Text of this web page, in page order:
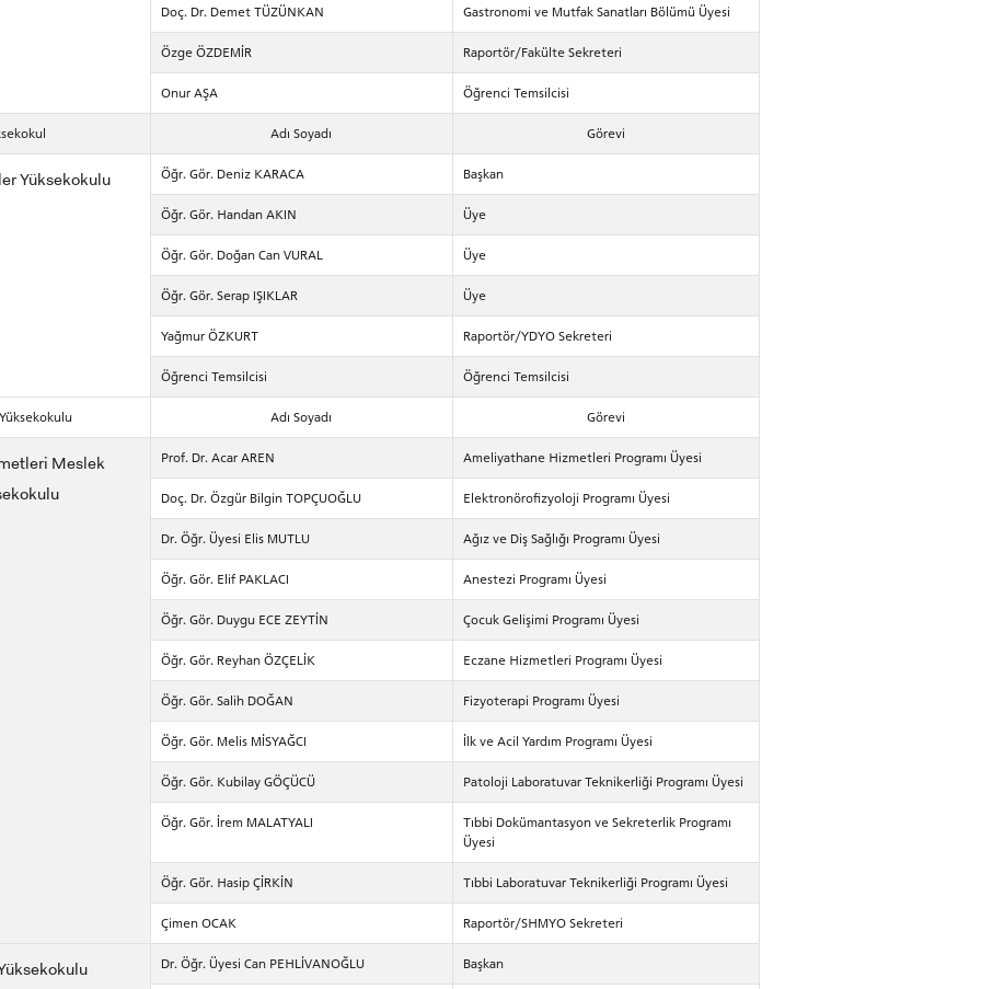
ADAY ÖĞRENCİ
LİSANSÜSTÜ EĞİTİM
Doç. Dr. Demet TÜZÜNKAN Gastronomi ve Mutfak Sanatları Bölümü Üyesi
Özge ÖZDEMİR Raportör/Fakülte Sekreteri
Onur AŞA Öğrenci Temsilcisi
Adı Soyadı Görevi
Yüksekokulu Öğr. Gör. Deniz KARACA Başkan
Öğr. Gör. Handan AKIN Üye
Öğr. Gör. Doğan Can VURAL Üye
Öğr. Gör. Serap IŞIKLAR Üye
Yağmur ÖZKURT Raportör/YDYO Sekreteri
Öğrenci Temsilcisi Öğrenci Temsilcisi
Adı Soyadı Görevi
Meslek
Prof. Dr. Acar AREN Ameliyathane Hizmetleri Programı Üyesi
Doç. Dr. Özgür Bilgin TOPÇUOĞLU Elektronörofizyoloji Programı Üyesi
Dr. Öğr. Üyesi Elis MUTLU Ağız ve Diş Sağlığı Programı Üyesi
Öğr. Gör. Elif PAKLACI Anestezi Programı Üyesi
Öğr. Gör. Duygu ECE ZEYTİN Çocuk Gelişimi Programı Üyesi
Öğr. Gör. Reyhan ÖZÇELİK Eczane Hizmetleri Programı Üyesi
Öğr. Gör. Salih DOĞAN Fizyoterapi Programı Üyesi
Öğr. Gör. Melis MİSYAĞCI İlk ve Acil Yardım Programı Üyesi
Öğr. Gör. Kubilay GÖÇÜCÜ Patoloji Laboratuvar Teknikerliği Programı Üyesi
Öğr. Gör. İrem MALATYALI
Tıbbi Dokümantasyon ve Sekreterlik Programı
Üyesi
Öğr. Gör. Hasip ÇİRKİN Tıbbi Laboratuvar Teknikerliği Programı Üyesi
Çimen OCAK Raportör/SHMYO Sekreteri
Dr. Öğr. Üyesi Can PEHLİVANOĞLU Başkan